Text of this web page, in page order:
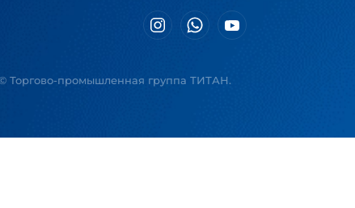
Торгово-промышленная группа ТИТАН.